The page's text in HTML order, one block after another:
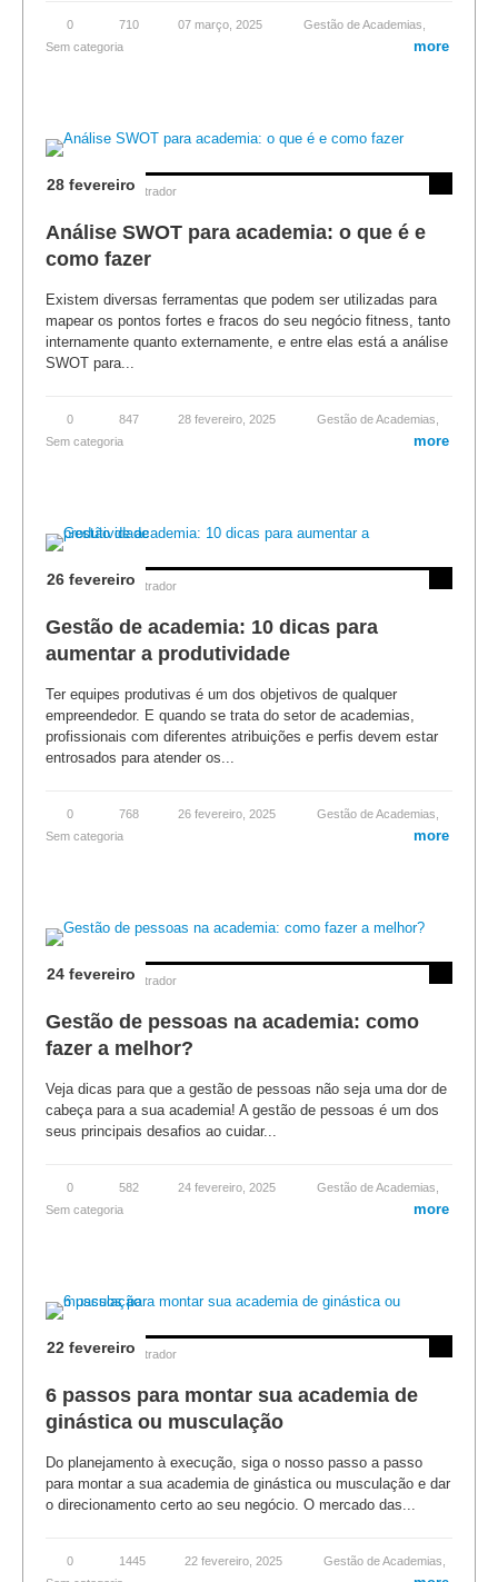
0 710 07 março, 2025 Gestão de Academias
Sem categoria
more
Posted byAdministrador
28 fevereiro
Análise SWOT para academia: o que é e
como fazer
Existem diversas ferramentas que podem ser utilizadas para
mapear os pontos fortes e fracos do seu negócio fitness, tanto
internamente quanto externamente, e entre elas está a análise
SWOT para...
0 847 28 fevereiro, 2025 Gestão de Academias
Sem categoria
more
Posted byAdministrador
26 fevereiro
Gestão de academia: 10 dicas para
aumentar a produtividade
Ter equipes produtivas é um dos objetivos de qualquer
empreendedor. E quando se trata do setor de academias,
profissionais com diferentes atribuições e perfis devem estar
entrosados para atender os...
0 768 26 fevereiro, 2025 Gestão de Academias
Sem categoria
more
Posted byAdministrador
24 fevereiro
Gestão de pessoas na academia: como
fazer a melhor?
Veja dicas para que a gestão de pessoas não seja uma dor de
cabeça para a sua academia! A gestão de pessoas é um dos
seus principais desafios ao cuidar...
0 582 24 fevereiro, 2025 Gestão de Academias
Sem categoria
more
Posted byAdministrador
22 fevereiro
6 passos para montar sua academia de
ginástica ou musculação
Do planejamento à execução, siga o nosso passo a passo
para montar a sua academia de ginástica ou musculação e dar
o direcionamento certo ao seu negócio. O mercado das...
0 1445 22 fevereiro, 2025 Gestão de Academias